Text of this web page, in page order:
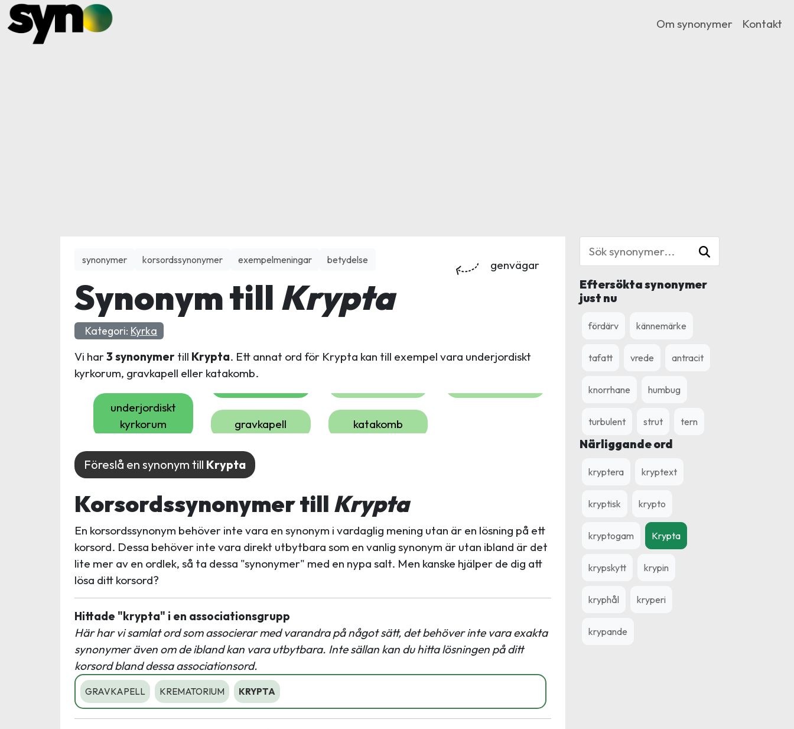
Om synonymer Kontakt
genvägar
synonymer korsordssynonymer exempelmeningar betydelse
Synonym till Krypta
Kategori: Kyrka
Vi har3 synonymer till Krypta. Ett annat ord för Krypta kan till exempel vara underjordiskt
kyrkorum, gravkapell eller katakomb.
underjordiskt
kyrkorum
gravkapell katakomb
Föreslå en synonym till Krypta
Korsordssynonymer till Krypta
En korsordssynonym behöver inte vara en synonym i vardaglig mening utan är en lösning på ett
korsord. Dessa behöver inte vara direkt utbytbara som en vanlig synonym är utan ibland är det
lite mer av en ordlek, så ta dessa "synonymer" med en nypa salt. Men kanske hjälper de dig att
lösa ditt korsord?
Hittade "krypta" i en associationsgrupp
Här har vi samlat ord som associerar med varandra på något sätt, det behöver inte vara exakta
synonymer även om de ibland kan vara utbytbara. Inte sällan kan du hitta lösningen på ditt
korsord bland dessa associationsord.
GRAVKAPELL KREMATORIUM KRYPTA
Eftersökta synonymer
just nu
fördärv kännemärke
tafatt vrede antracit
knorrhane humbug
turbulent strut tern
Närliggande ord
kryptera kryptext
kryptisk krypto
kryptogam Krypta
krypskytt krypin
kryphål kryperi
krypande